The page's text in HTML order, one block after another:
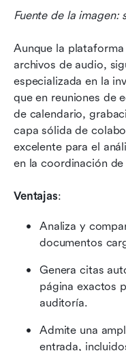
Fuente de la imagen:
Aunque la
archivos de audio,
especializada en la
que en reuniones de
de calendario,
capa sólida de
excelente para el
en la coordinación
Ventajas:
Analiza y
documentos
Genera citas
página exactos
auditoría.
Admite una
entrada,